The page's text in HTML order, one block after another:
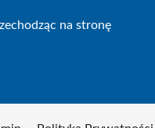
na stronę